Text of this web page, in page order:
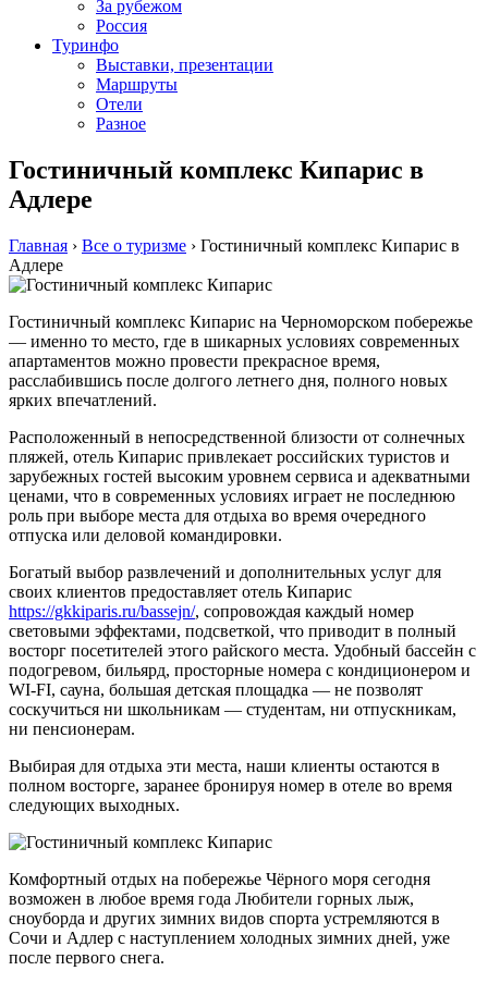
За рубежом
Россия
Туринфо
Выставки, презентации
Маршруты
Отели
Разное
Гостиничный комплекс Кипарис в
Адлере
Главная › Все о туризме › Гостиничный комплекс Кипарис в
Адлере
Гостиничный комплекс Кипарис на Черноморском побережье
— именно то место, где в шикарных условиях современных
апартаментов можно провести прекрасное время,
расслабившись после долгого летнего дня, полного новых
ярких впечатлений.
Расположенный в непосредственной близости от солнечных
пляжей, отель Кипарис привлекает российских туристов и
зарубежных гостей высоким уровнем сервиса и адекватными
ценами, что в современных условиях играет не последнюю
роль при выборе места для отдыха во время очередного
отпуска или деловой командировки.
Богатый выбор развлечений и дополнительных услуг для
своих клиентов предоставляет отель Кипарис
https://gkkiparis.ru/bassejn/, сопровождая каждый номер
световыми эффектами, подсветкой, что приводит в полный
восторг посетителей этого райского места. Удобный бассейн с
подогревом, бильярд, просторные номера с кондиционером и
WI-FI, сауна, большая детская площадка — не позволят
соскучиться ни школьникам — студентам, ни отпускникам,
ни пенсионерам.
Выбирая для отдыха эти места, наши клиенты остаются в
полном восторге, заранее бронируя номер в отеле во время
следующих выходных.
Комфортный отдых на побережье Чёрного моря сегодня
возможен в любое время года Любители горных лыж,
сноуборда и других зимних видов спорта устремляются в
Сочи и Адлер с наступлением холодных зимних дней, уже
после первого снега.